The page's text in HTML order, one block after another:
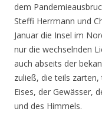
dem
Steffi Herrmann und
Januar die Insel im
nur die wechselnden
auch abseits der
zuließ, die teils
Eises, der Gewässer,
und des Himmels.